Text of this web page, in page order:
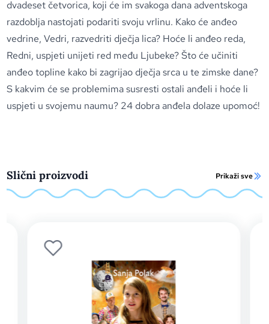
dvadeset četvorica, koji će im svakoga dana adventskoga
razdoblja nastojati podariti svoju vrlinu. Kako će anđeo
vedrine, Vedri, razvedriti dječja lica? Hoće li anđeo reda,
Redni, uspjeti unijeti red među Ljubeke? Što će učiniti
anđeo topline kako bi zagrijao dječja srca u te zimske dane?
S kakvim će se problemima susresti ostali anđeli i hoće li
uspjeti u svojemu naumu? 24 dobra anđela dolaze upomoć!
Slični proizvodi Prikaži sve